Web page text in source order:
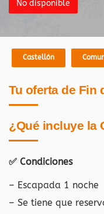
No disponible
Castellón
Tu oferta de Fin
¿Qué incluye la
✅ Condiciones
– Escapada 1 noche
– Se tiene que